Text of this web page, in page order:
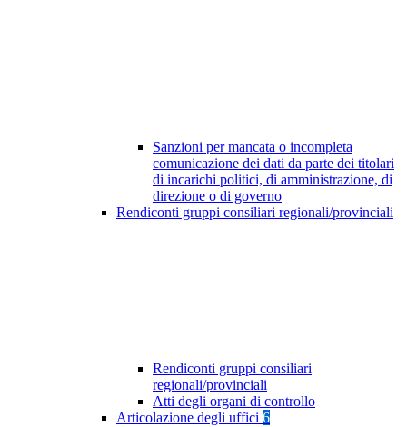
Sanzioni per mancata o incompleta
comunicazione dei dati da parte dei titolari
di incarichi politici, di amministrazione, di
direzione o di governo
Rendiconti gruppi consiliari regionali/provinciali
Rendiconti gruppi consiliari
regionali/provinciali
Atti degli organi di controllo
Articolazione degli uffici 6